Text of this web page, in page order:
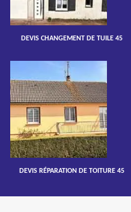
DEVIS CHANGEMENT DE TUILE 45
DEVIS RÉPARATION DE TOITURE 45